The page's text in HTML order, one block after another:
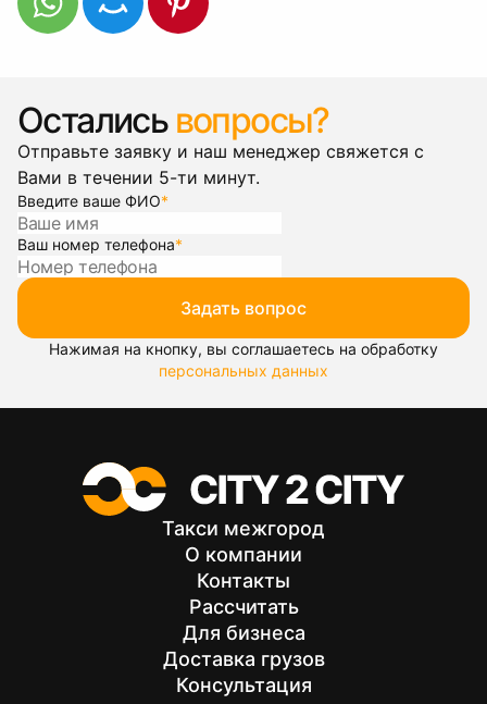
Остались вопросы?
Отправьте заявку и наш менеджер свяжется с
Вами в течении 5-ти минут.
Введите ваше ФИО*
Ваш номер телефона*
Задать вопрос
Нажимая на кнопку, вы соглашаетесь на обработку
персональных данных
Такси межгород
О компании
Контакты
Рассчитать
Для бизнеса
Доставка грузов
Консультация